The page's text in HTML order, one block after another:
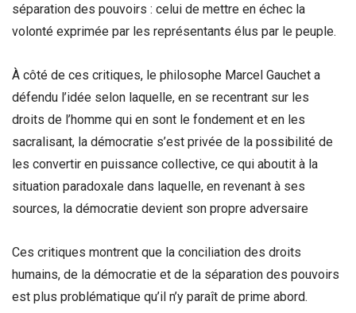
séparation des pouvoirs : celui de mettre en échec la
volonté exprimée par les représentants élus par le peuple.
À côté de ces critiques, le philosophe Marcel Gauchet a
défendu l’idée selon laquelle, en se recentrant sur les
droits de l’homme qui en sont le fondement et en les
sacralisant, la démocratie s’est privée de la possibilité de
les convertir en puissance collective, ce qui aboutit à la
situation paradoxale dans laquelle, en revenant à ses
sources, la démocratie devient son propre adversaire
Ces critiques montrent que la conciliation des droits
humains, de la démocratie et de la séparation des pouvoirs
est plus problématique qu’il n’y paraît de prime abord.